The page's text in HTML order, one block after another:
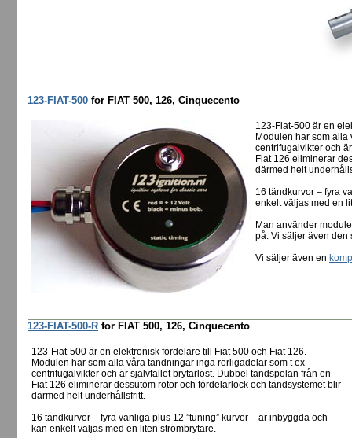
123-FIAT-500 for FIAT 500, 126, Cinquecento
123-Fiat-500 är en
Modulen har som
centrifugalvikter och
Fiat 126 eliminerar
därmed helt
16 tändkurvor – fyra
enkelt väljas med en
Man använder
på. Vi säljer även
Vi säljer även en
123-FIAT-500-R for FIAT 500, 126, Cinquecento
123-Fiat-500 är en elektronisk fördelare till Fiat 500 och Fiat 126.
Modulen har som alla våra tändningar inga rörligadelar som t ex
centrifugalvikter och är självfallet brytarlöst. Dubbel tändspolan från en
Fiat 126 eliminerar dessutom rotor och fördelarlock och tändsystemet blir
därmed helt underhållsfritt.
16 tändkurvor – fyra vanliga plus 12 ”tuning” kurvor – är inbyggda och
kan enkelt väljas med en liten strömbrytare.